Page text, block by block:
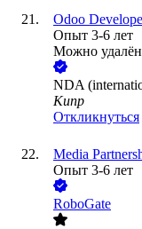
Odoo
Опыт 3-6 лет
Можно
NDA
Кипр
Откликнуться
Media
Опыт 3-6 лет
RoboGate